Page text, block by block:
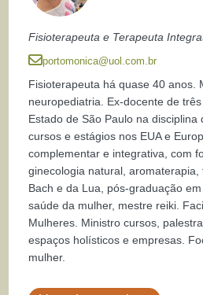
Fisioterapeuta e Terapeuta
portomonica@uol.com.br
Fisioterapeuta há quase 40 anos.
neuropediatria. Ex-docente de
Estado de São Paulo na disciplina
cursos e estágios nos EUA e
complementar e integrativa, com
ginecologia natural,
Bach e da Lua, pós-graduação
saúde da mulher, mestre reiki.
Mulheres. Ministro cursos,
espaços holísticos e empresas.
mulher.